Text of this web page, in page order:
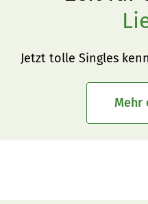
Jetzt tolle Singles
Mehr